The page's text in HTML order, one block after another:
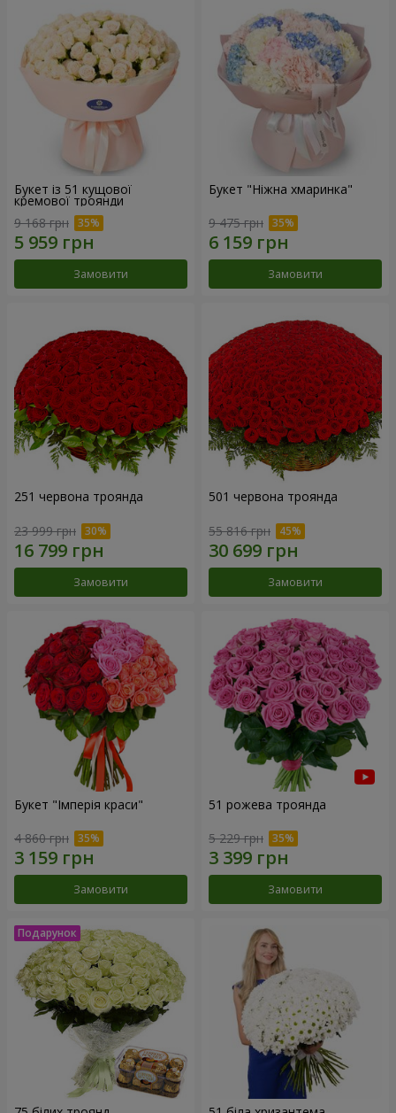
Букет із 51 кущової
кремової троянди
9 168 грн
Замовити
Букет "Ніжна хмаринка"
9 475 грн
Замовити
251 червона троянда
23 999 грн
Замовити
501 червона троянда
55 816 грн
Замовити
Букет "Імперія краси"
4 860 грн
Замовити
51 рожева троянда
5 229 грн
Замовити